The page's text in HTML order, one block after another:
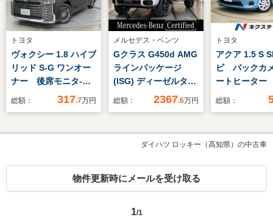
トヨタ
ヴォクシー 1.8 ハイブ
リッド S-G ワンオー
ナー 後席モニタ-
フルセグ メモリーナ
続可 バックカメラ
ライド LEDヘッドラ
総額： 317.7万円
メルセデス・ベンツ
Gクラス G450d AMG
ラインパッケージ
(ISG) ディーゼルター
ボ 4WD MP202601 弊
ウン内装/ナイトパッ
ログラ
ス/MANUFAKTUR本
総額： 2367.6万円
トヨタ
アクア 1.5 S
ビ バックカ
ートヒータ
車 スマー
Bluetooth
DVD再生 地
総額：
ダイハツ ロッキー（高知県）の中古車
物件更新時にメールを受け取る
1/1